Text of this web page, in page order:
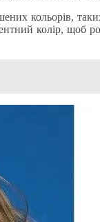
кольорів,
колір, щоб